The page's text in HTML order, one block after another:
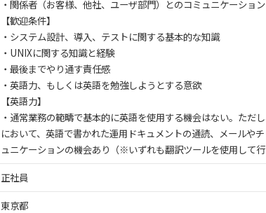
・関係者（お客様、他社、ユーザ部門）とのコミュニケーション
【歓迎条件】
・システム設計、導入、テストに関する基本的な知識
・UNIXに関する知識と経験
・最後までやり通す責任感
・英語力、もしくは英語を勉強しようとする意欲
【英語力】
・通常業務の範疇で基本的に英語を使用する機会はない。ただ
において、英語で書かれた運用ドキュメントの通読、メールや
ュニケーションの機会あり（※いずれも翻訳ツールを使用して行
正社員
東京都